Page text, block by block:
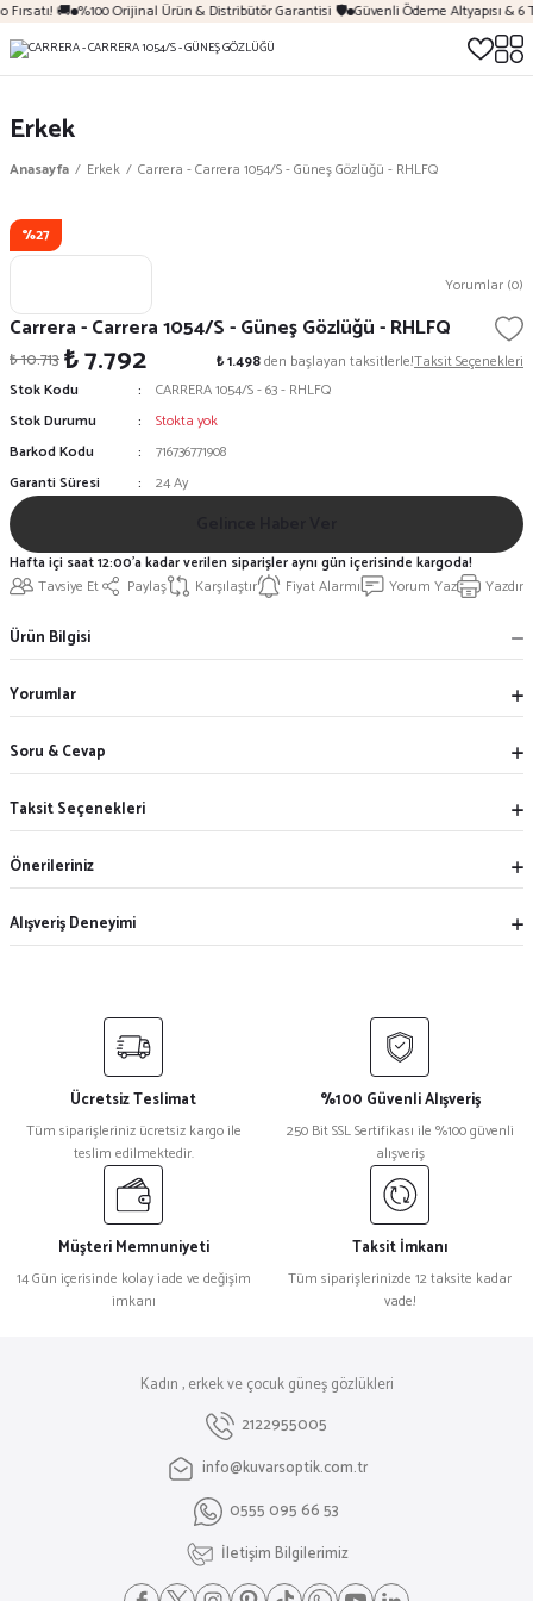
🚚 %100 Orijinal Ürün & Distribütör Garantisi 🛡️ Güvenli Ödeme Altyapısı & 6
Erkek
Anasayfa Erkek Carrera - Carrera 1054/S - Güneş Gözlüğü - RHLFQ
%27
Yorumlar (0)
Carrera - Carrera 1054/S - Güneş Gözlüğü - RHLFQ
₺ 10.713₺ 7.792 ₺ 1.498den başlayan taksitlerle!Taksit Seçenekleri
Stok Kodu
CARRERA 1054/S - 63 - RHLFQ
Stok Durumu
Stokta yok
Barkod Kodu
716736771908
Garanti Süresi
24 Ay
Tavsiye Et Paylaş Karşılaştır Fiyat Alarmı Yorum Yaz Yazdır
Hafta içi saat 12:00'a kadar verilen siparişler aynı gün içerisinde kargoda!
Ürün Bilgisi
Yorumlar
Soru & Cevap
Taksit Seçenekleri
Önerileriniz
Alışveriş Deneyimi
Ücretsiz Teslimat
Tüm siparişleriniz ücretsiz kargo ile
teslim edilmektedir.
%100 Güvenli Alışveriş
250 Bit SSL Sertifikası ile %100 güvenli
alışveriş
Müşteri Memnuniyeti
14 Gün içerisinde kolay iade ve değişim
imkanı
Taksit İmkanı
Tüm siparişlerinizde 12 taksite kadar
vade!
Kadın , erkek ve çocuk güneş gözlükleri
2122955005
info@kuvarsoptik.com.tr
0555 095 66 53
İletişim Bilgilerimiz